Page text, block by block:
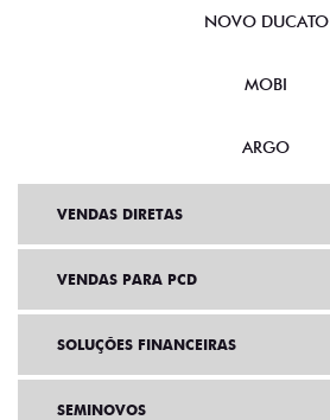
NOVO DUCATO
MOBI
ARGO
VENDAS DIRETAS
VENDAS PARA PCD
SOLUÇÕES FINANCEIRAS
SEMINOVOS